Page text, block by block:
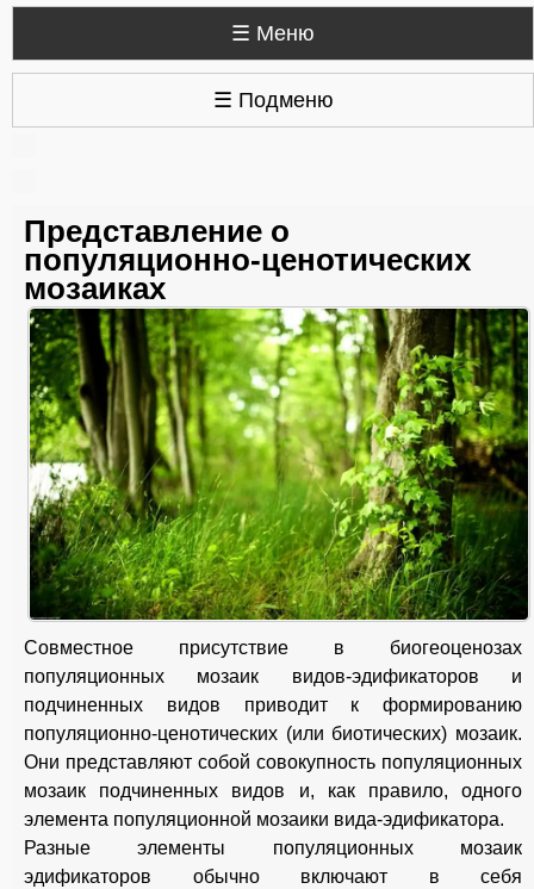
☰ Меню
☰ Подменю
Представление о
популяционно-ценотических
мозаиках
Совместное присутствие в биогеоценозах
популяционных мозаик видов-эдификаторов и
подчиненных видов приводит к формированию
популяционно-ценотических (или биотических) мозаик.
Они представляют собой совокупность популяционных
мозаик подчиненных видов и, как правило, одного
элемента популяционной мозаики вида-эдификатора.
Разные элементы популяционных мозаик
эдификаторов обычно включают в себя